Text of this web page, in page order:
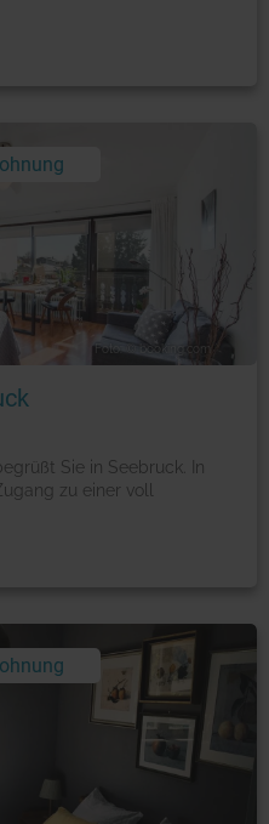
Foto: © booking.com
Sie in Seebruck. In
zu einer voll